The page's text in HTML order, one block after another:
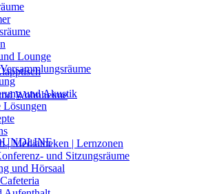
Wohnheime
Lounge
und Akustik
| Mediatheken | Lernzonen
und Sitzungsräume
und Hörsaal